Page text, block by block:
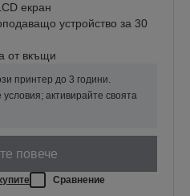
екран
устройство за 30
от вкъщи
принтер до 3 години.
активирайте своята
повече
Сравнение